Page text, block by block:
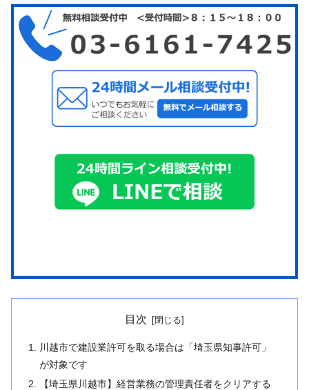
目次
川越市で建設業許可を取る場合は「埼玉県知事許可」
が対象です
【埼玉県川越市】経営業務の管理責任者をクリアする